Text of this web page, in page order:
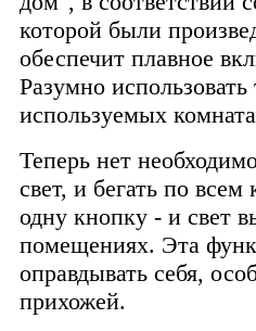
которой были
обеспечит плавное
Разумно
используемых
Теперь нет
свет, и бегать по
одну кнопку - и свет
помещениях. Эта
оправдывать себя,
прихожей.